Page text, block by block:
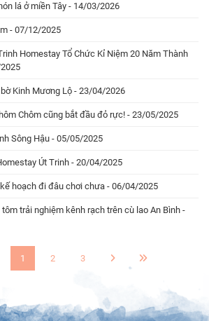
lá ở miền Tây - 14/03/2026
- 07/12/2025
Homestay Tổ Chức Kỉ Niệm 20 Năm Thành
Kinh Mương Lộ - 23/04/2026
Chôm cũng bắt đầu đỏ rực! - 23/05/2025
Sông Hậu - 05/05/2025
Út Trinh - 20/04/2025
hoạch đi đâu chơi chưa - 06/04/2025
trải nghiệm kênh rạch trên cù lao An Bình -
1 2 3